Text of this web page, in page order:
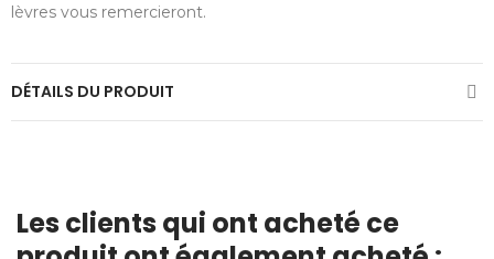
lèvres vous remercieront.
DÉTAILS DU PRODUIT
Les clients qui ont acheté ce